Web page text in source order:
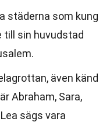
städerna som kung
till sin huvudstad
även känd
Abraham, Sara,
sägs vara